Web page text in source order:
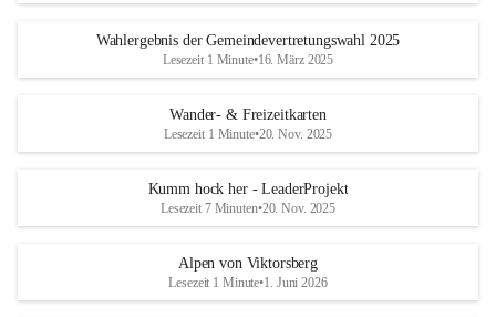
Wahlergebnis der Gemeindevertretungswahl 2025
Lesezeit 1 Minute•16. März 2025
Wander- & Freizeitkarten
Lesezeit 1 Minute•20. Nov. 2025
Kumm hock her - LeaderProjekt
Lesezeit 7 Minuten•20. Nov. 2025
Alpen von Viktorsberg
Lesezeit 1 Minute•1. Juni 2026